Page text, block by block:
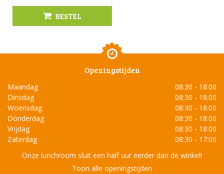
BESTEL
Openingstijden
Maandag
08:30 - 18:00
Dinsdag
08:30 - 18:00
Woensdag
08:30 - 18:00
Donderdag
08:30 - 18:00
Vrijdag
08:30 - 18:00
Zaterdag
08:30 - 17:00
Onze lunchroom sluit een half uur eerder dan de winkel!
Toon alle openingstijden